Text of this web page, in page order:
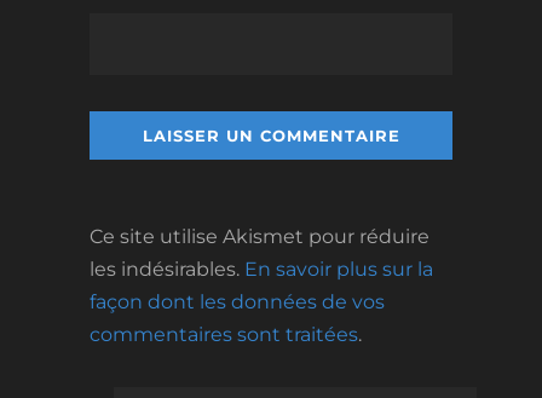
Ce site utilise Akismet pour réduire
les indésirables. En savoir plus sur la
façon dont les données de vos
commentaires sont traitées.